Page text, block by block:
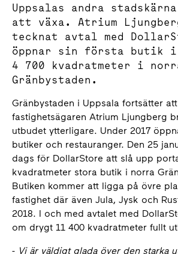
Uppsalas andra
att växa. Atrium
tecknat avtal med
öppnar sin första butik i
4 700 kvadratmeter i
Gränbystaden.
Gränbystaden i Uppsala fortsätter
fastighetsägaren Atrium Ljungberg
utbudet ytterligare. Under 2017
butiker och restauranger. Den 25
dags för DollarStore att slå upp
kvadratmeter stora butik i norra
Butiken kommer att ligga på övre
fastighet där även Jula, Jysk och
2018. I och med avtalet med
om drygt 11 400 kvadratmeter fullt
- Vi är väldigt glada över den starka